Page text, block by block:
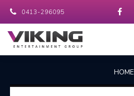
0413-296095
HOME